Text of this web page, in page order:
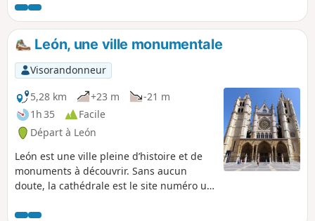
être l'occasion d'écouter le silence et de méditer sur ce qui
nous a vraiment poussé à rejoindre Compostelle !
León, une ville monumentale
Visorandonneur
5,28 km
+23 m
-21 m
1h 35
Facile
Départ à León
León est une ville pleine d’histoire et de
monuments à découvrir. Sans aucun
doute, la cathédrale est le site numéro un
gouverne la ville depuis les hauteurs et